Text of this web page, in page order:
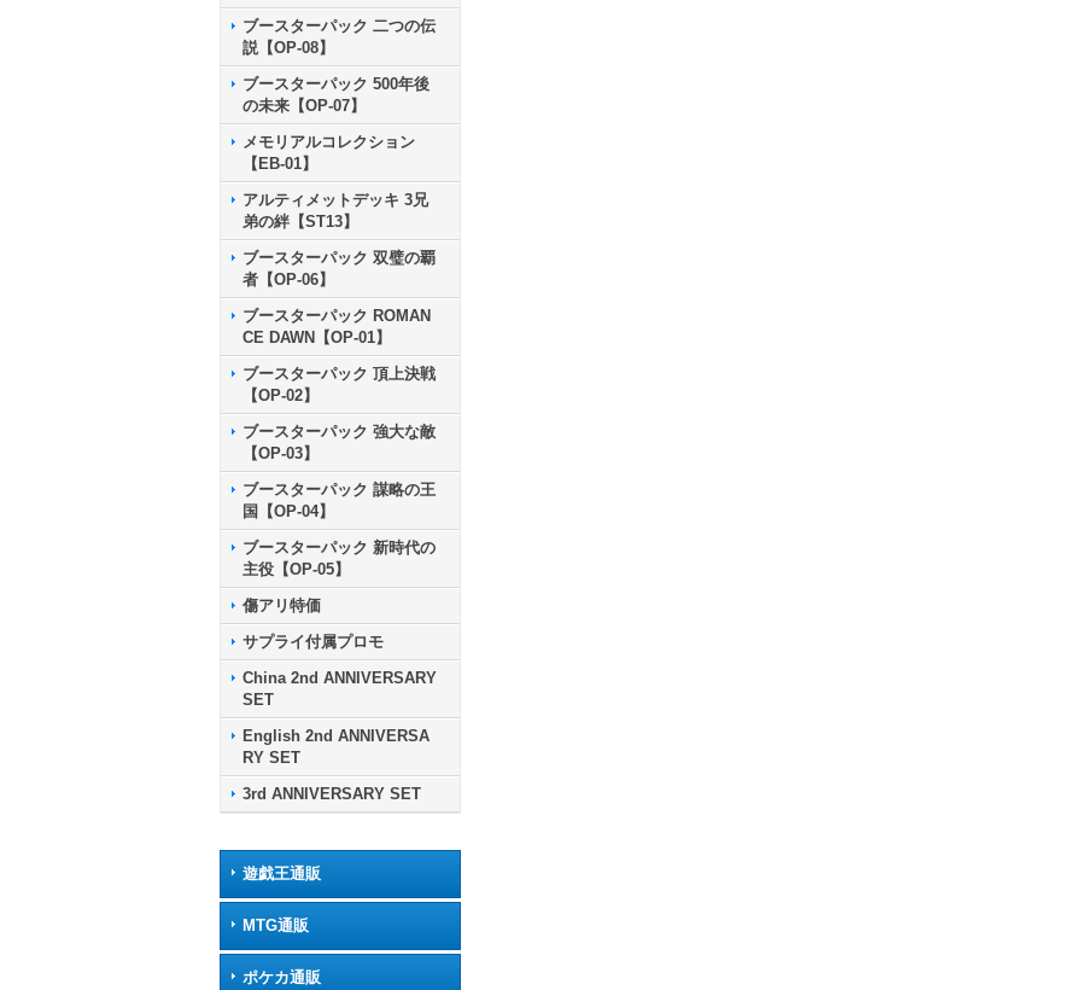
ブースターパック 二つの伝
説【OP-08】
ブースターパック 500年後
の未来【OP-07】
メモリアルコレクション
【EB-01】
アルティメットデッキ 3兄
弟の絆【ST13】
ブースターパック 双璧の覇
者【OP-06】
ブースターパック ROMAN
CE DAWN【OP-01】
ブースターパック 頂上決戦
【OP-02】
ブースターパック 強大な敵
【OP-03】
ブースターパック 謀略の王
国【OP-04】
ブースターパック 新時代の
主役【OP-05】
傷アリ特価
サプライ付属プロモ
China 2nd ANNIVERSARY
SET
English 2nd ANNIVERSA
RY SET
3rd ANNIVERSARY SET
遊戯王通販
MTG通販
ポケカ通販